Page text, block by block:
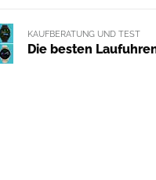
KAUFBERATUNG UND TEST
Die besten